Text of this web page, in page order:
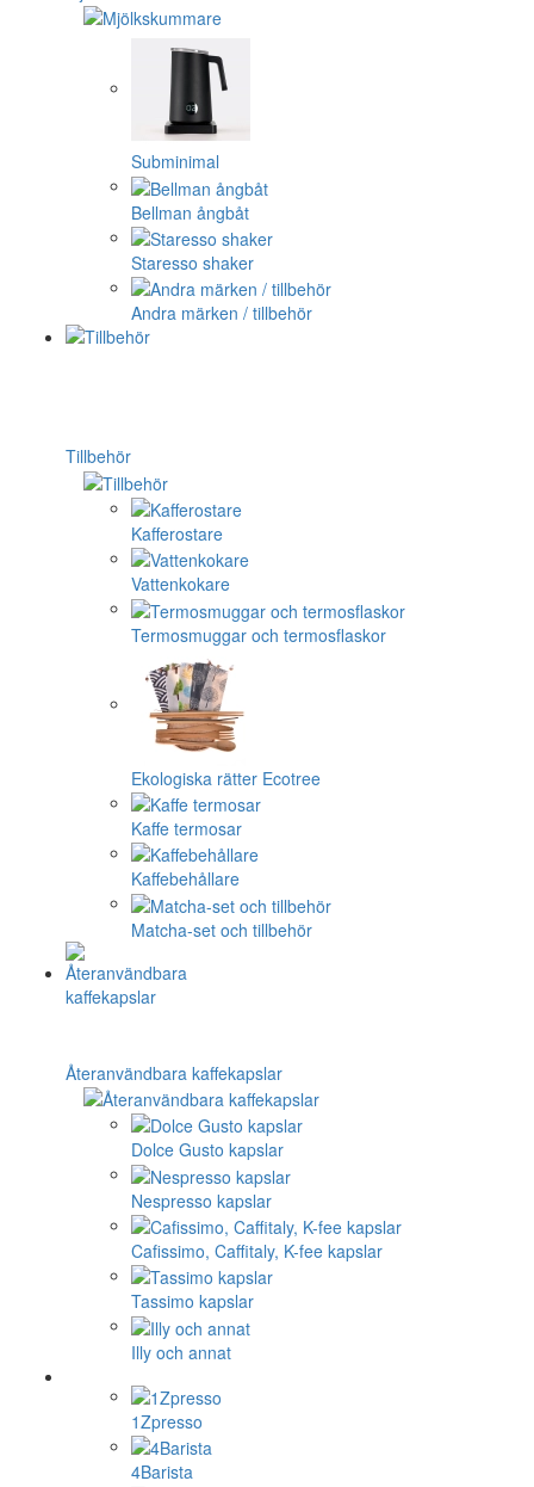
Subminimal
Bellman ångbåt
Staresso shaker
Andra märken / tillbehör
Tillbehör
Kafferostare
Vattenkokare
Termosmuggar och termosflaskor
Ekologiska rätter Ecotree
Kaffe termosar
Kaffebehållare
Matcha-set och tillbehör
Återanvändbara kaffekapslar
Dolce Gusto kapslar
Nespresso kapslar
Cafissimo, Caffitaly, K-fee kapslar
Tassimo kapslar
Illy och annat
1Zpresso
4Barista